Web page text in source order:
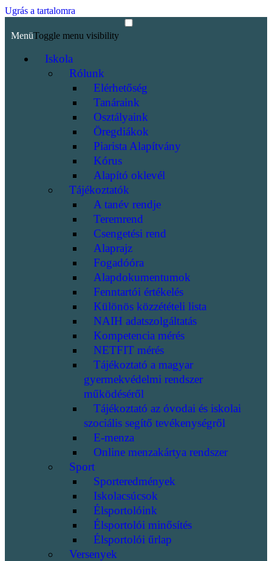
Ugrás a tartalomra
MenüToggle menu visibility
Iskola
Rólunk
Elérhetőség
Tanáraink
Osztályaink
Öregdiákok
Piarista Alapítvány
Kórus
Alapító oklevél
Tájékoztatók
A tanév rendje
Teremrend
Csengetési rend
Alaprajz
Fogadóóra
Alapdokumentumok
Fenntartói értékelés
Különös közzétételi lista
NAIH adatszolgáltatás
Kompetencia mérés
NETFIT mérés
Tájékoztató a magyar
gyermekvédelmi rendszer
működéséről
Tájékoztató az óvodai és iskolai
szociális segítő tevékenységről
E-menza
Online menzakártya rendszer
Sport
Sporteredmények
Iskolacsúcsok
Élsportolóink
Élsportolói minősítés
Élsportolói űrlap
Versenyek